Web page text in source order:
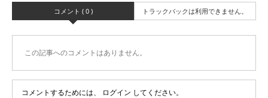
コメント ( 0 ) トラックバックは利用できません。
この記事へのコメントはありません。
コメントするためには、 ログイン してください。